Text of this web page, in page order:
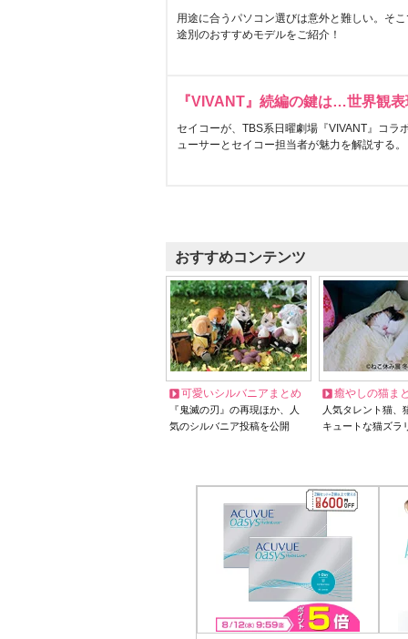
用途に合うパソコン選びは意外と難しい。そ
途別のおすすめモデルをご紹介！
『VIVANT』続編の鍵は…世界観
セイコーが、TBS系日曜劇場『VIVANT』コラ
ューサーとセイコー担当者が魅力を解説する。
おすすめコンテンツ
可愛いシルバニアまとめ
『鬼滅の刃』の再現ほか、人
気のシルバニア投稿を公開
癒やしの猫ま
人気タレント猫
キュートな猫ズラ